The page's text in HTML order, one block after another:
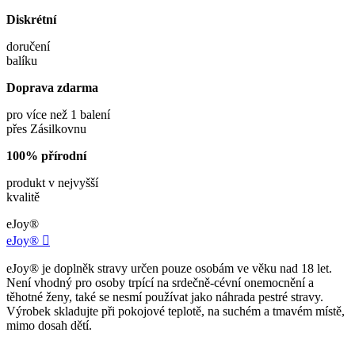
Diskrétní
doručení
balíku
Doprava zdarma
pro více než 1 balení
přes Zásilkovnu
100% přírodní
produkt v nejvyšší
kvalitě
eJoy®
eJoy® 
eJoy® je doplněk stravy určen pouze osobám ve věku nad 18 let.
Není vhodný pro osoby trpící na srdečně-cévní onemocnění a
těhotné ženy, také se nesmí používat jako náhrada pestré stravy.
Výrobek skladujte při pokojové teplotě, na suchém a tmavém místě,
mimo dosah dětí.